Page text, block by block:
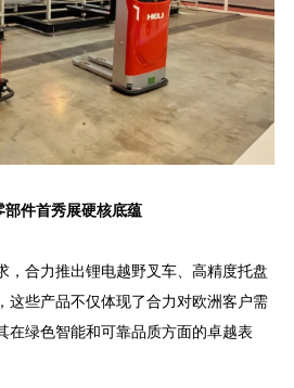
部件首秀展硬核底蕴
，合力推出锂电越野叉车、高精度托盘
这些产品不仅体现了合力对欧洲客户需
在绿色智能和可靠品质方面的卓越表